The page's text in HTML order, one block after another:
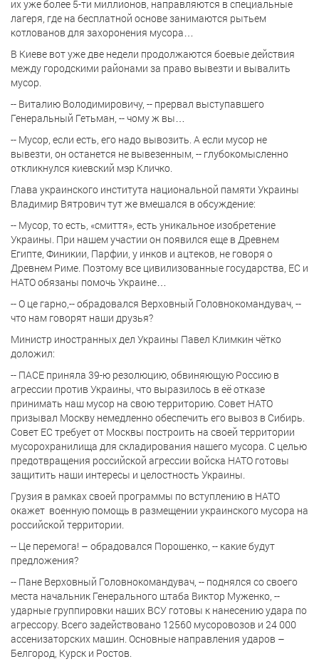
их уже более 5-ти миллионов, направляются в специальные
лагеря, где на бесплатной основе занимаются рытьем
котлованов для захоронения мусора…
В Киеве вот уже две недели продолжаются боевые действия
между городскими районами за право вывезти и вывалить
мусор.
-- Виталию Володимировичу, -- прервал выступавшего
Генеральный Гетьман, -- чому ж вы…
-- Мусор, если есть, его надо вывозить. А если мусор не
вывезти, он останется не вывезенным, -- глубокомысленно
откликнулся киевский мэр Кличко.
Глава украинского института национальной памяти Украины
Владимир Вятрович тут же вмешался в обсуждение:
-- Мусор, то есть, «смиття», есть уникальное изобретение
Украины. При нашем участии он появился еще в Древнем
Египте, Финикии, Парфии, у инков и ацтеков, не говоря о
Древнем Риме. Поэтому все цивилизованные государства, ЕС и
НАТО обязаны помочь Украине…
-- О це гарно,-- обрадовался Верховный Головнокомандувач, --
что нам говорят наши друзья?
Министр иностранных дел Украины Павел Климкин чётко
доложил:
-- ПАСЕ приняла 39-ю резолюцию, обвиняющую Россию в
агрессии против Украины, что выразилось в её отказе
принимать наш мусор на свою территорию. Совет НАТО
призывал Москву немедленно обеспечить его вывоз в Сибирь.
Совет ЕС требует от Москвы построить на своей территории
мусорохранилища для складирования нашего мусора. С целью
предотвращения российской агрессии войска НАТО готовы
защитить наши интересы и целостность Украины.
Грузия в рамках своей программы по вступлению в НАТО
окажет военную помощь в размещении украинского мусора на
российской территории.
-- Це перемога! – обрадовался Порошенко, -- какие будут
предложения?
-- Пане Верховный Головнокомандувач, -- поднялся со своего
места начальник Генерального штаба Виктор Муженко, --
ударные группировки наших ВСУ готовы к нанесению удара по
агрессору. Всего задействовано 12560 мусоровозов и 24 000
ассенизаторских машин. Основные направления ударов –
Белгород, Курск и Ростов.